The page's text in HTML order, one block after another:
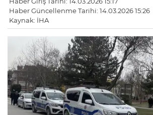
Haber Güncellenme Tarihi: 14.03.2026 15:26
Kaynak: İHA